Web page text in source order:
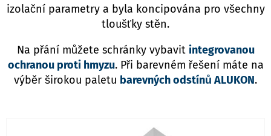
izolační parametry a byla koncipována pro všechny
tloušťky stěn.
Na přání můžete schránky vybavit integrovanou
ochranou proti hmyzu. Při barevném řešení máte na
výběr širokou paletu barevných odstínů ALUKON.